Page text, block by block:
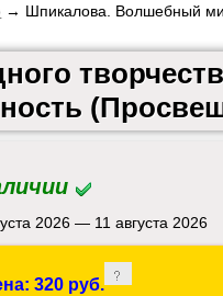
→ Шпикалова. Волшебный
2026 — 11 августа 2026
320 руб.